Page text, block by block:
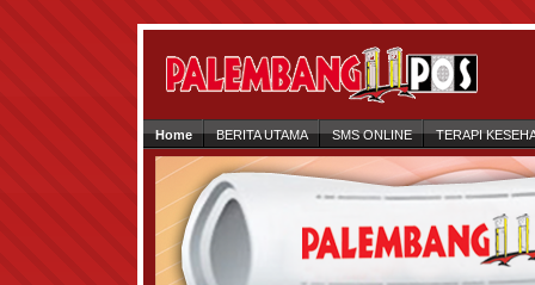
Home BERITA UTAMA SMS ONLINE TERAPI